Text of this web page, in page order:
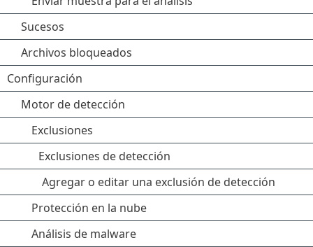
Sucesos
Archivos bloqueados
Configuración
Motor de detección
Exclusiones
Exclusiones de detección
Agregar o editar una exclusión de detección
Protección en la nube
Análisis de malware